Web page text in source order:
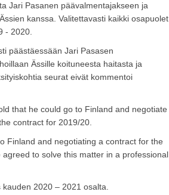
Jari Pasanen päävalmentajakseen ja
kanssa. Valitettavasti kaikki osapuolet
- 2020.
päästäessään Jari Pasasen
Ässille koituneesta haitasta ja
seurat eivät kommentoi
that he could go to Finland and negotiate
contract for 2019/20.
Finland and negotiating a contract for the
to solve this matter in a professional
2020 – 2021 osalta.